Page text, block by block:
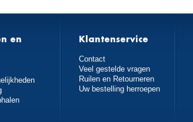
en
Klantenservice
Contact
Veel gestelde vragen
Ruilen en Retourneren
Uw bestelling herroepen